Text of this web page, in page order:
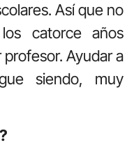
Así que no
catorce años
Ayudar a
siendo, muy